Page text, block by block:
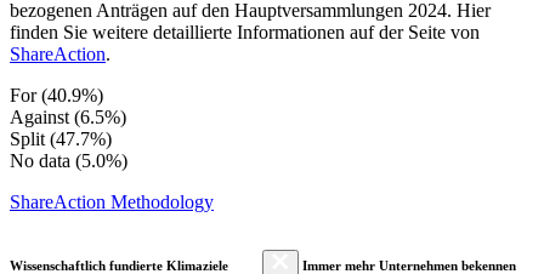
bezogenen Anträgen auf den Hauptversammlungen 2024. Hier
finden Sie weitere detaillierte Informationen auf der Seite von
ShareAction.
For (40.9%)
Against (6.5%)
Split (47.7%)
No data (5.0%)
ShareAction Methodology
Wissenschaftlich fundierte Klimaziele
Immer mehr Unternehmen bekennen